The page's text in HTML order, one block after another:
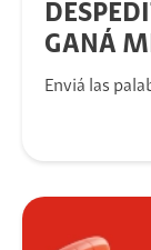
GANÁ
Enviá las